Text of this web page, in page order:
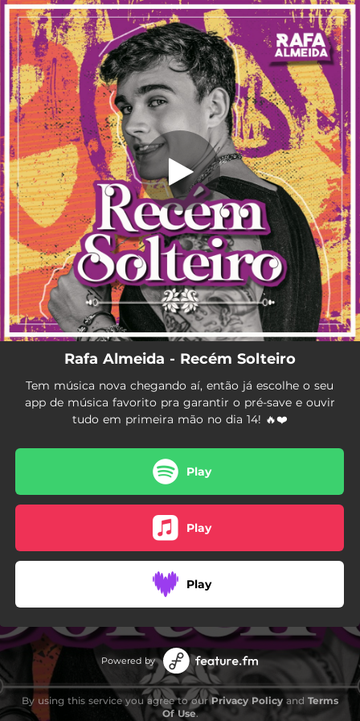
You're all set!
Recém Solteiro
Recém Solteiro
02:16
Rafa Almeida - Recém Solteiro
Tem música nova chegando aí, então já escolhe o seu
app de música favorito pra garantir o pré-save e ouvir
tudo em primeira mão no dia 14! 🔥❤️
Play
Play
Play
Powered by
By using this service you agree to our Privacy Policy and Terms
Of Use.